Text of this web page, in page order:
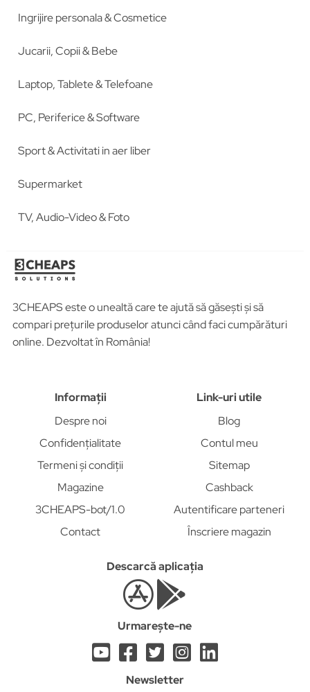
Ingrijire personala & Cosmetice
Jucarii, Copii & Bebe
Laptop, Tablete & Telefoane
PC, Periferice & Software
Sport & Activitati in aer liber
Supermarket
TV, Audio-Video & Foto
3CHEAPS este o unealtă care te ajută să găsești și să
compari prețurile produselor atunci când faci cumpărături
online. Dezvoltat în România!
Informații
Despre noi
Confidențialitate
Termeni și condiții
Magazine
3CHEAPS-bot/1.0
Contact
Link-uri utile
Blog
Contul meu
Sitemap
Cashback
Autentificare parteneri
Înscriere magazin
Descarcă aplicația
Urmarește-ne
Newsletter